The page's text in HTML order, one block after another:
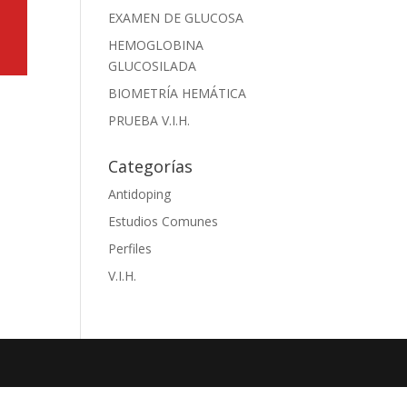
EXAMEN DE GLUCOSA
HEMOGLOBINA
GLUCOSILADA
BIOMETRÍA HEMÁTICA
PRUEBA V.I.H.
Categorías
Antidoping
Estudios Comunes
Perfiles
V.I.H.